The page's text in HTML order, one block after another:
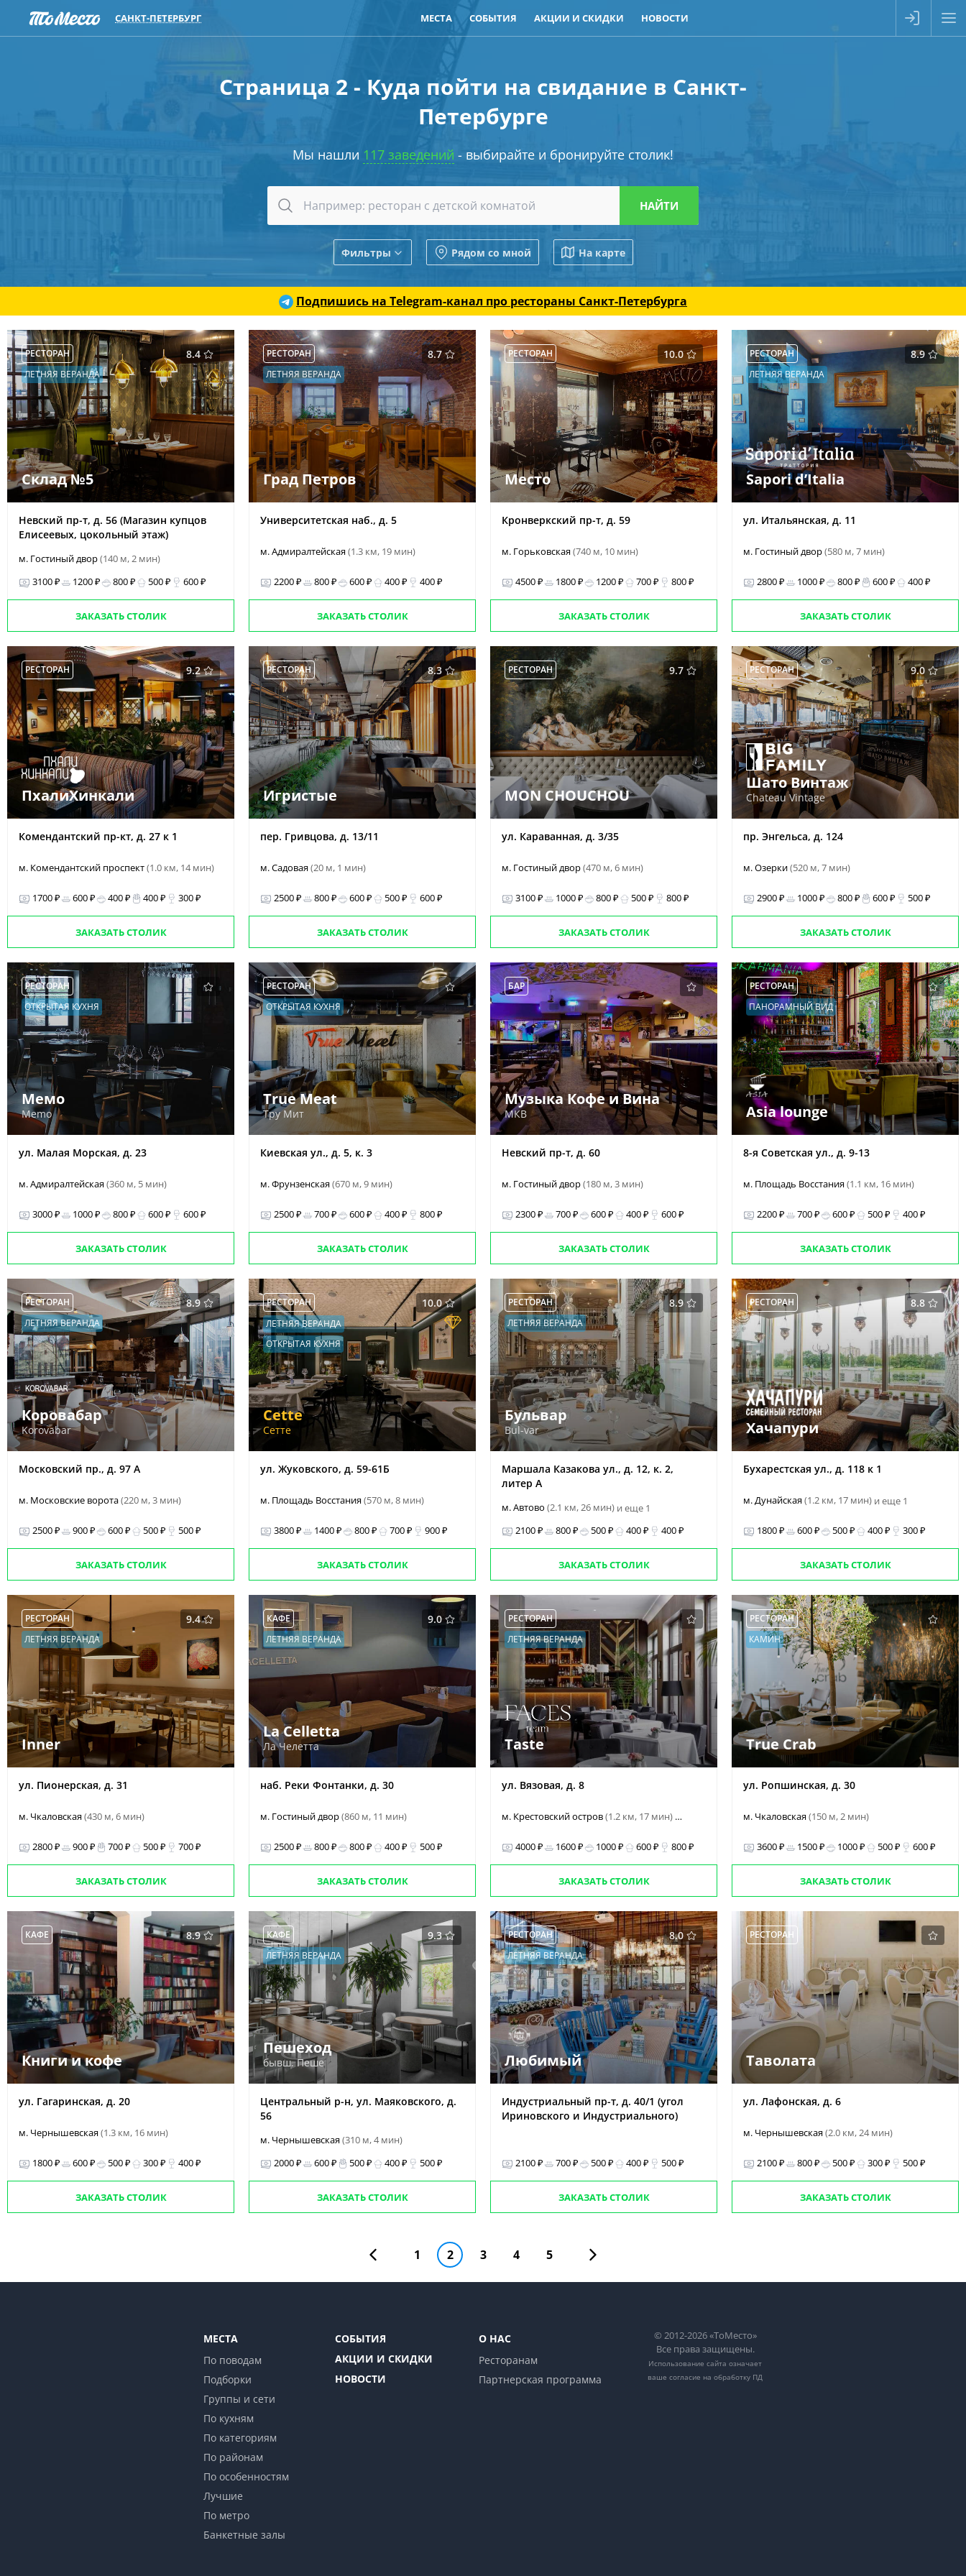
САНКТ-ПЕТЕРБУРГ МЕСТА СОБЫТИЯ АКЦИИ И СКИДКИ НОВОСТИ
Страница 2 - Куда пойти на свидание в Санкт-
Петербурге
Мы нашли 117 заведений - выбирайте и бронируйте столик!
Фильтры Рядом со мной На карте
Подпишись на Telegram-канал про рестораны Санкт-Петербурга
8.4
РЕСТОРАН
ЛЕТНЯЯ ВЕРАНДА
Склад №5
Невский пр-т, д. 56 (Магазин купцов
Елисеевых, цокольный этаж)
м. Гостиный двор(140 м, 2 мин)
3100 ₽
1200 ₽ 800 ₽ 500 ₽ 600 ₽
ЗАКАЗАТЬ СТОЛИК
8.7
РЕСТОРАН
ЛЕТНЯЯ ВЕРАНДА
Град Петров
Университетская наб., д. 5
м. Адмиралтейская(1.3 км, 19 мин)
2200 ₽ 800 ₽ 600 ₽ 400 ₽ 400 ₽
ЗАКАЗАТЬ СТОЛИК
10.0
РЕСТОРАН
Место
Кронверкский пр-т, д. 59
м. Горьковская(740 м, 10 мин)
4500 ₽ 1800 ₽ 1200 ₽ 700 ₽ 800 ₽
ЗАКАЗАТЬ СТОЛИК
8.9
РЕСТОРАН
ЛЕТНЯЯ ВЕРАНДА
Sapori d’Italia
ул. Итальянская, д. 11
м. Гостиный двор(580 м, 7 мин)
2800 ₽ 1000 ₽ 800 ₽ 600 ₽ 400 ₽
ЗАКАЗАТЬ СТОЛИК
9.2
РЕСТОРАН
ПхалиХинкали
Комендантский пр-кт, д. 27 к 1
м. Комендантский проспект(1.0 км, 14 мин)
1700 ₽ 600 ₽ 400 ₽ 400 ₽ 300 ₽
ЗАКАЗАТЬ СТОЛИК
8.3
РЕСТОРАН
Игристые
пер. Гривцова, д. 13/11
м. Садовая(20 м, 1 мин)
2500 ₽ 800 ₽ 600 ₽ 500 ₽ 600 ₽
ЗАКАЗАТЬ СТОЛИК
9.7
РЕСТОРАН
MON CHOUCHOU
ул. Караванная, д. 3/35
м. Гостиный двор(470 м, 6 мин)
3100 ₽ 1000 ₽ 800 ₽ 500 ₽ 800 ₽
ЗАКАЗАТЬ СТОЛИК
9.0
РЕСТОРАН
Шато Винтаж
Chateau Vintage
пр. Энгельса, д. 124
м. Озерки(520 м, 7 мин)
2900 ₽ 1000 ₽ 800 ₽ 600 ₽ 500 ₽
ЗАКАЗАТЬ СТОЛИК
РЕСТОРАН
ОТКРЫТАЯ КУХНЯ
Мемо
Memo
ул. Малая Морская, д. 23
м. Адмиралтейская(360 м, 5 мин)
3000 ₽ 1000 ₽ 800 ₽ 600 ₽ 600 ₽
ЗАКАЗАТЬ СТОЛИК
РЕСТОРАН
ОТКРЫТАЯ КУХНЯ
True Meat
Тру Мит
Киевская ул., д. 5, к. 3
м. Фрунзенская(670 м, 9 мин)
2500 ₽ 700 ₽ 600 ₽ 400 ₽ 800 ₽
ЗАКАЗАТЬ СТОЛИК
БАР
Музыка Кофе и Вина
МКВ
Невский пр-т, д. 60
м. Гостиный двор(180 м, 3 мин)
2300 ₽ 700 ₽ 600 ₽ 400 ₽ 600 ₽
ЗАКАЗАТЬ СТОЛИК
РЕСТОРАН
ПАНОРАМНЫЙ ВИД
Asia lounge
8-я Советская ул., д. 9-13
м. Площадь Восстания(1.1 км, 16 мин)
2200 ₽ 700 ₽ 600 ₽ 500 ₽ 400 ₽
ЗАКАЗАТЬ СТОЛИК
8.9
РЕСТОРАН
ЛЕТНЯЯ ВЕРАНДА
Коровабар
Korovabar
Московский пр., д. 97 А
м. Московские ворота(220 м, 3 мин)
2500 ₽ 900 ₽ 600 ₽ 500 ₽ 500 ₽
ЗАКАЗАТЬ СТОЛИК
10.0
РЕСТОРАН
ЛЕТНЯЯ ВЕРАНДА
ОТКРЫТАЯ КУХНЯ
Cette
Сетте
ул. Жуковского, д. 59-61Б
м. Площадь Восстания(570 м, 8 мин)
3800 ₽ 1400 ₽ 800 ₽ 700 ₽ 900 ₽
ЗАКАЗАТЬ СТОЛИК
8.9
РЕСТОРАН
ЛЕТНЯЯ ВЕРАНДА
Бульвар
Bul-var
Маршала Казакова ул., д. 12, к. 2,
литер А
м. Автово (2.1 км, 26 мин) и еще 1
2100 ₽
800 ₽ 500 ₽ 400 ₽ 400 ₽
ЗАКАЗАТЬ СТОЛИК
8.8
РЕСТОРАН
Хачапури
Бухарестская ул., д. 118 к 1
м. Дунайская(1.2 км, 17 мин) и еще 1
1800 ₽ 600 ₽ 500 ₽ 400 ₽ 300 ₽
ЗАКАЗАТЬ СТОЛИК
9.4
РЕСТОРАН
ЛЕТНЯЯ ВЕРАНДА
Inner
ул. Пионерская, д. 31
м. Чкаловская(430 м, 6 мин)
2800 ₽ 900 ₽ 700 ₽ 500 ₽ 700 ₽
ЗАКАЗАТЬ СТОЛИК
9.0
КАФЕ
ЛЕТНЯЯ ВЕРАНДА
La Celletta
Ла Челетта
наб. Реки Фонтанки, д. 30
м. Гостиный двор(860 м, 11 мин)
2500 ₽ 800 ₽ 800 ₽ 400 ₽ 500 ₽
ЗАКАЗАТЬ СТОЛИК
РЕСТОРАН
ЛЕТНЯЯ ВЕРАНДА
Taste
ул. Вязовая, д. 8
м. Крестовский остров(1.2 км, 17 мин) и еще 1
4000 ₽ 1600 ₽ 1000 ₽ 600 ₽ 800 ₽
ЗАКАЗАТЬ СТОЛИК
РЕСТОРАН
КАМИН
True Crab
ул. Ропшинская, д. 30
м. Чкаловская(150 м, 2 мин)
3600 ₽ 1500 ₽ 1000 ₽ 500 ₽ 600 ₽
ЗАКАЗАТЬ СТОЛИК
8.9
КАФЕ
Книги и кофе
ул. Гагаринская, д. 20
м. Чернышевская(1.3 км, 16 мин)
1800 ₽ 600 ₽ 500 ₽ 300 ₽ 400 ₽
ЗАКАЗАТЬ СТОЛИК
9.3
КАФЕ
ЛЕТНЯЯ ВЕРАНДА
Пешеход
бывш. Пеше
Центральный р-н, ул. Маяковского, д.
56
м. Чернышевская(310 м, 4 мин)
2000 ₽
600 ₽ 500 ₽ 400 ₽ 500 ₽
ЗАКАЗАТЬ СТОЛИК
8.0
РЕСТОРАН
ЛЕТНЯЯ ВЕРАНДА
Любимый
Индустриальный пр-т, д. 40/1 (угол
Ириновского и Индустриального)
2100 ₽ 700 ₽ 500 ₽ 400 ₽ 500 ₽
ЗАКАЗАТЬ СТОЛИК
РЕСТОРАН
Таволата
ул. Лафонская, д. 6
м. Чернышевская(2.0 км, 24 мин)
2100 ₽ 800 ₽ 500 ₽ 300 ₽ 500 ₽
ЗАКАЗАТЬ СТОЛИК
1 2 3 4 5
МЕСТА
По поводам
Подборки
Группы и сети
По кухням
По категориям
По районам
По особенностям
Лучшие
По метро
Банкетные залы
СОБЫТИЯ
АКЦИИ И СКИДКИ
НОВОСТИ
О НАС
Ресторанам
Партнерская программа
© 2012-2026 «ТоМесто»
Все права защищены.
Использование сайта означает
ваше согласие на обработку ПД